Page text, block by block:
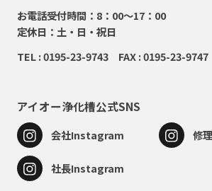
お電話受付時間：8：00～17：00
定休日：土・日・祝日
TEL : 0195-23-9743 FAX : 0195-23-9747
アイオー浄化槽公式SNS
会社Instagram 修
社長Instagram